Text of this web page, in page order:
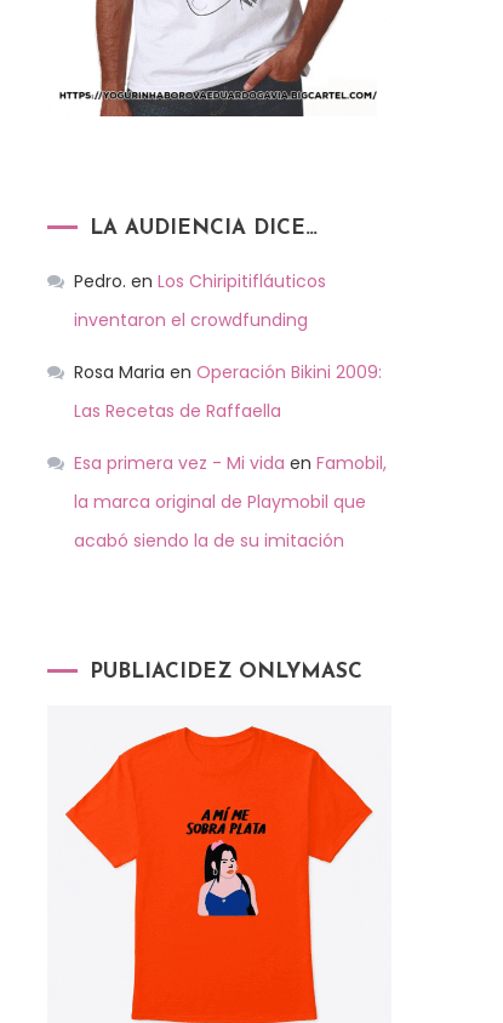
LA AUDIENCIA DICE…
Pedro. en Los Chiripitifláuticos
inventaron el crowdfunding
Rosa Maria en Operación Bikini 2009:
Las Recetas de Raffaella
Esa primera vez - Mi vida en Famobil,
la marca original de Playmobil que
acabó siendo la de su imitación
PUBLIACIDEZ ONLYMASC